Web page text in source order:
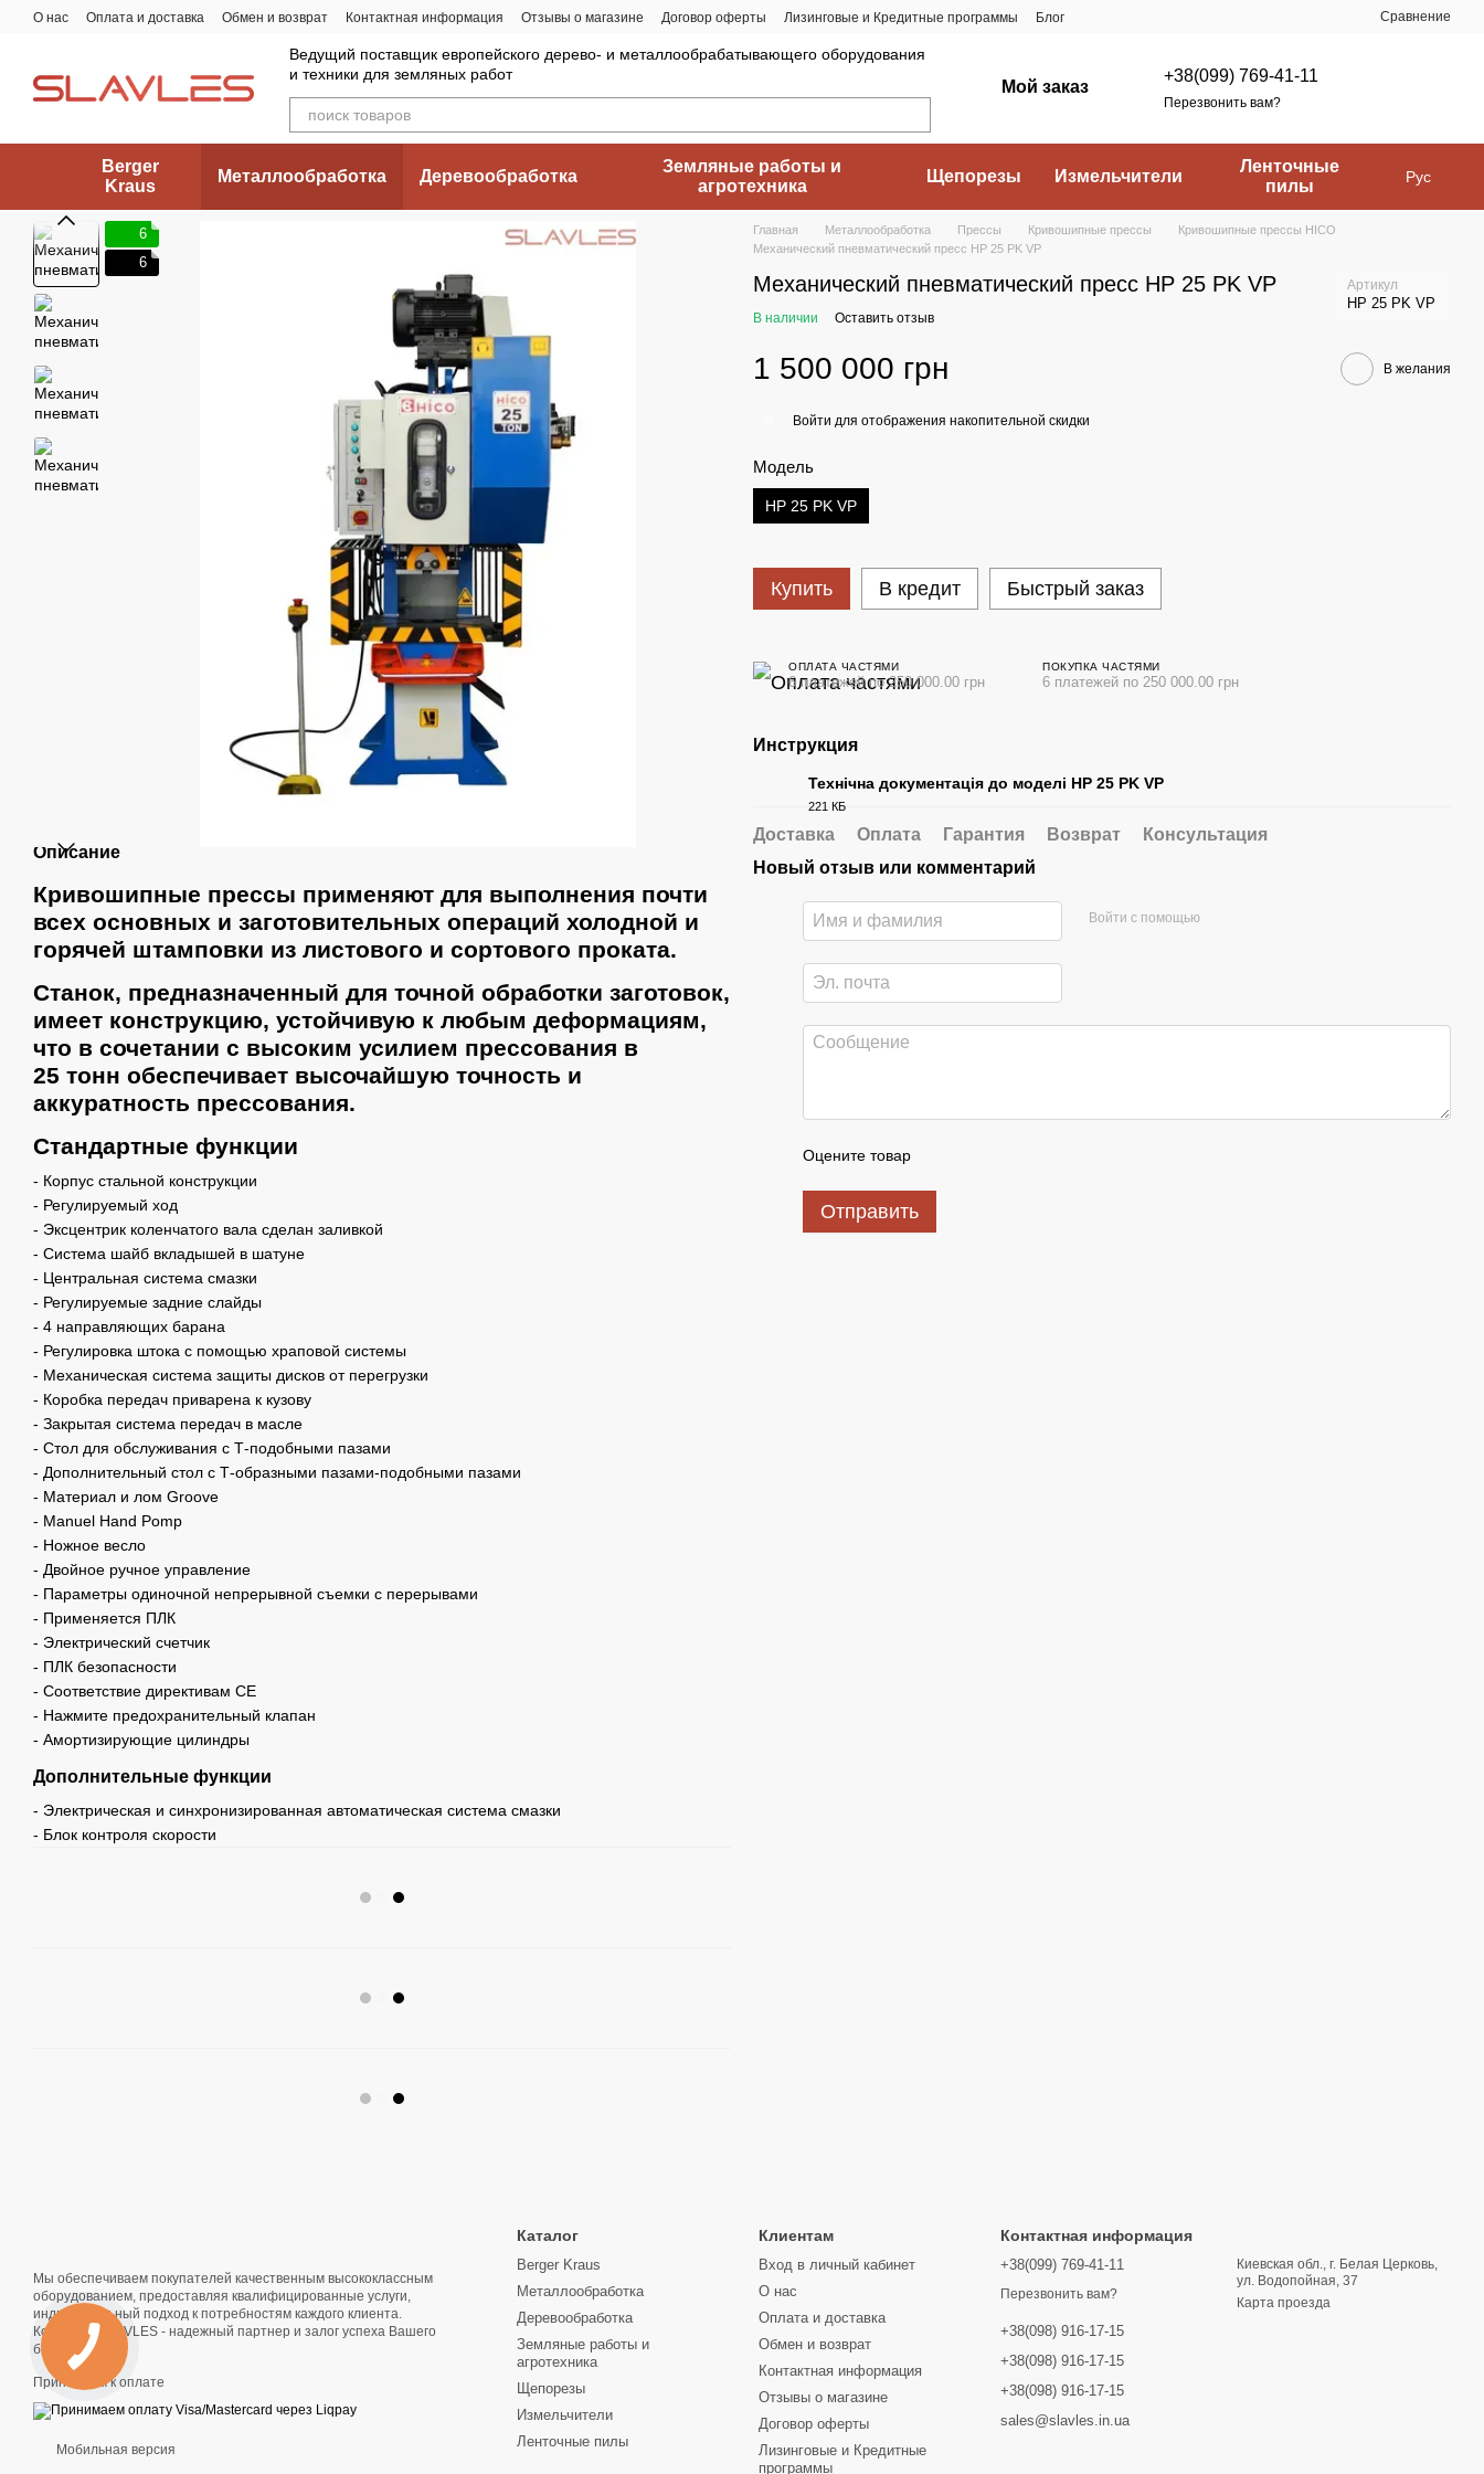
Перейти к основному контенту
О нас Оплата и доставка Обмен и возврат Контактная информация Отзывы о магазине Договор оферты Лизинговые и Кредитные программы Блог Сравнение
Ведущий поставщик европейского дерево- и металлообрабатывающего оборудования
и техники для земляных работ
Мой заказ
+38(099) 769-41-11
Перезвонить вам?
Berger
Kraus
Металлообработка Деревообработка
Земляные работы и
агротехника
Щепорезы Измельчители
Ленточные
пилы
Рус
6
6
Описание
Кривошипные прессы применяют для выполнения почти
всех основных и заготовительных операций холодной и
горячей штамповки из листового и сортового проката.
Станок, предназначенный для точной обработки заготовок,
имеет конструкцию, устойчивую к любым деформациям,
что в сочетании с высоким усилием прессования в
25 тонн обеспечивает высочайшую точность и
аккуратность прессования.
Стандартные функции
- Корпус стальной конструкции
- Регулируемый ход
- Эксцентрик коленчатого вала сделан заливкой
- Система шайб вкладышей в шатуне
- Центральная система смазки
- Регулируемые задние слайды
- 4 направляющих барана
- Регулировка штока с помощью храповой системы
- Механическая система защиты дисков от перегрузки
- Коробка передач приварена к кузову
- Закрытая система передач в масле
- Стол для обслуживания с Т-подобными пазами
- Дополнительный стол с Т-образными пазами-подобными пазами
- Материал и лом Groove
- Manuel Hand Pomp
- Ножное весло
- Двойное ручное управление
- Параметры одиночной непрерывной съемки с перерывами
- Применяется ПЛК
- Электрический счетчик
- ПЛК безопасности
- Соответствие директивам CE
- Нажмите предохранительный клапан
- Амортизирующие цилиндры
Дополнительные функции
- Электрическая и синхронизированная автоматическая система смазки
- Блок контроля скорости
Главная Металлообработка Прессы Кривошипные прессы
Кривошипные прессы HICO
Механический пневматический пресс HP 25 PK VP
Механический пневматический пресс HP 25 PK VP Артикул
HP 25 PK VP
В наличии Оставить отзыв
1 500 000 грн В желания
Войти для отображения накопительной скидки
Модель
HP 25 PK VP
Купить В кредит Быстрый заказ
ОПЛАТА ЧАСТЯМИ
6 платежей по 250 000.00 грн
ПОКУПКА ЧАСТЯМИ
6 платежей по 250 000.00 грн
Инструкция
Технічна документація до моделі HP 25 PK VP
221 КБ
Доставка Оплата Гарантия Возврат
Консультация
Новый отзыв или комментарий
Войти с помощью
Оцените товар
Отправить
Мы обеспечиваем покупателей качественным высококлассным
оборудованием, предоставляя квалифицированные услуги,
индивидуальный подход к потребностям каждого клиента.
Компания SLAVLES - надежный партнер и залог успеха Вашего
бизнеса!
Принимаем к оплате
Мобильная версия
Каталог
Berger Kraus
Металлообработка
Деревообработка
Земляные работы и
агротехника
Щепорезы
Измельчители
Ленточные пилы
Клиентам
Вход в личный кабинет
О нас
Оплата и доставка
Обмен и возврат
Контактная информация
Отзывы о магазине
Договор оферты
Лизинговые и Кредитные
программы
Контактная информация
+38(099) 769-41-11
Перезвонить вам?
+38(098) 916-17-15
+38(098) 916-17-15
+38(098) 916-17-15
sales@slavles.in.ua
Киевская обл., г. Белая Церковь,
ул. Водопойная, 37
Карта проезда